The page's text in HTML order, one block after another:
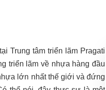
Trung tâm triển lãm Pragati
triển lãm về nhựa hàng đầu
lớn nhất thế giới và đứng